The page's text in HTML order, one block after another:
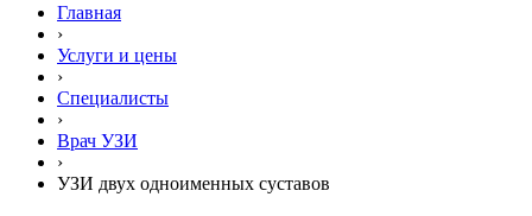
Главная
›
Услуги и цены
›
Специалисты
›
Врач УЗИ
›
УЗИ двух одноименных суставов